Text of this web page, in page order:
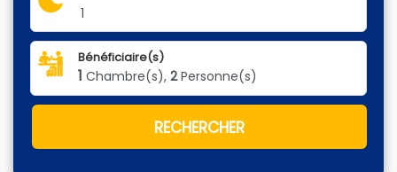
1
Bénéficiaire(s)
1 Chambre(s), 2Personne(s)
RECHERCHER